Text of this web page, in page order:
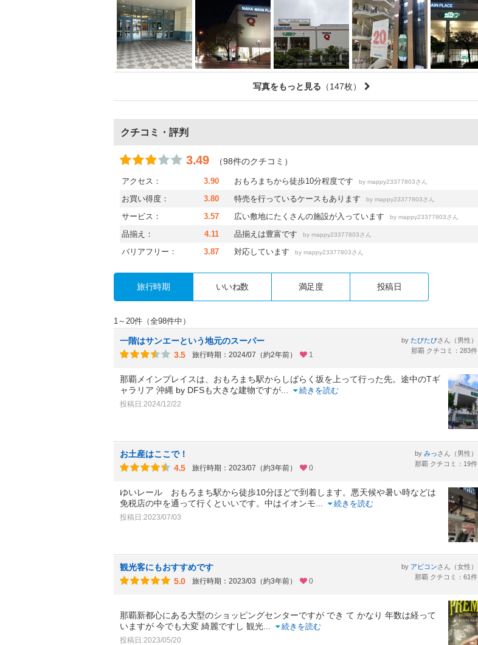
写真をもっと見る （147枚）
クチコミ・評判
3.49 （98件のクチコミ）
アクセス： 3.90 おもろまちから徒歩10分程度です by mappy23377803さん
お買い得度： 3.80 特売を行っているケースもあります by mappy23377803さん
サービス： 3.57 広い敷地にたくさんの施設が入っています by mappy23377803さん
品揃え： 4.11 品揃えは豊富です by mappy23377803さん
バリアフリー： 3.87 対応しています by mappy23377803さん
旅行時期 いいね数 満足度 投稿日
1～20件（全98件中）
一階はサンエーという地元のスーパー
3.5
旅行時期：2024/07（約2年前） 1
by たびたびさん（男性）
那覇 クチコミ：283件
那覇メインプレイスは、おもろまち駅からしばらく坂を上って行った先。途中のTギ
ャラリア 沖縄 by DFSも大きな建物ですが
続きを読む
投稿日:2024/12/22
お土産はここで！
4.5
旅行時期：2023/07（約3年前） 0
by みっさん（男性）
那覇 クチコミ：19件
ゆいレール おもろまち駅から徒歩10分ほどで到着します。悪天候や暑い時などは
免税店の中を通って行くといいです。中はイオンモ
続きを読む
投稿日:2023/07/03
観光客にもおすすめです
5.0
旅行時期：2023/03（約3年前） 0
by アビコンさん（女性）
那覇 クチコミ：61件
那覇新都心にある大型のショッピングセンターですが でき て かなり 年数は経って
いますが 今でも大変 綺麗ですし 観光
続きを読む
投稿日:2023/05/20